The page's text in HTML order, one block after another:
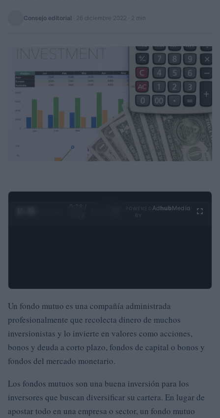
Consejo editorial 26 diciembre 2022 · 2 min
0:28 /
Ad hubMedia
Un fondo mutuo es una compañía administrada
profesionalmente que recolecta dinero de muchos
inversionistas y lo invierte en valores como acciones,
bonos y deuda a corto plazo, fondos de capital o bonos y
fondos del mercado monetario.
Los fondos mutuos son una buena inversión para los
inversores que buscan diversificar su cartera. En lugar de
apostar todo en una empresa o sector, un fondo mutuo